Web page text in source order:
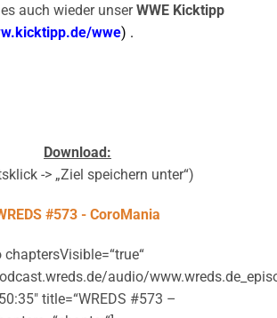
auch wieder unserWWE Kicktipp
wwe) .
Download:
-> „Ziel speichern unter“)
#573 - CoroMania
audio/
title=“WREDS #573 –